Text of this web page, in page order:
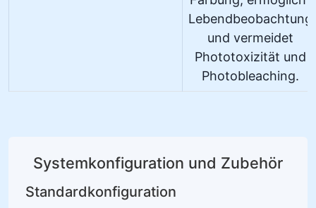
Lebendbeobachtung
und vermeidet
Phototoxizität und
Photobleaching.
Systemkonfiguration und Zubehör
Standardkonfiguration